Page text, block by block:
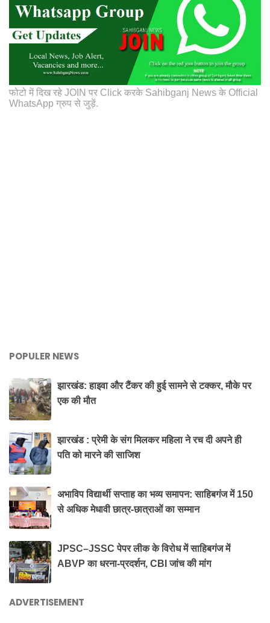
फोटो में दिख रहे JOIN पर Click करके Sahibganj News के Official
WhatsApp ग्रुप से जुड़ें.
POPULER NEWS
झारखंड: हाइवा और टैंकर की हुई सामने से टक्कर, मौके पर
एक की मौत
झारखंड : प्रेमी के संग मिलकर महिला ने रच दी अपने ही
पति को मारने की साजिश
अभाविप विद्यार्थी सप्ताह का भव्य समापन: साहिबगंज में 150
से अधिक मेधावी छात्र-छात्राओं का सम्मान
JPSC–JSSC पेपर लीक के विरोध में साहिबगंज में
ABVP का धरना-प्रदर्शन, CBI जांच की मांग
ADVERTISEMENT